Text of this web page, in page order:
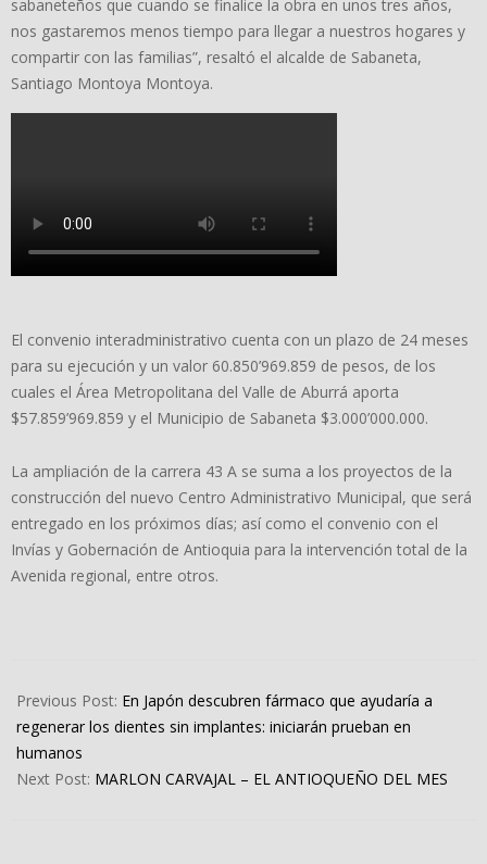
sabaneteños que cuando se finalice la obra en unos tres años,
nos gastaremos menos tiempo para llegar a nuestros hogares y
compartir con las familias”, resaltó el alcalde de Sabaneta,
Santiago Montoya Montoya.
El convenio interadministrativo cuenta con un plazo de 24 meses
para su ejecución y un valor 60.850’969.859 de pesos, de los
cuales el Área Metropolitana del Valle de Aburrá aporta
$57.859’969.859 y el Municipio de Sabaneta $3.000’000.000.
La ampliación de la carrera 43 A se suma a los proyectos de la
construcción del nuevo Centro Administrativo Municipal, que será
entregado en los próximos días; así como el convenio con el
Invías y Gobernación de Antioquia para la intervención total de la
Avenida regional, entre otros.
07-
09
Previous Post: En Japón descubren fármaco que ayudaría a
regenerar los dientes sin implantes: iniciarán prueban en
humanos
Next Post: MARLON CARVAJAL – EL ANTIOQUEÑO DEL MES